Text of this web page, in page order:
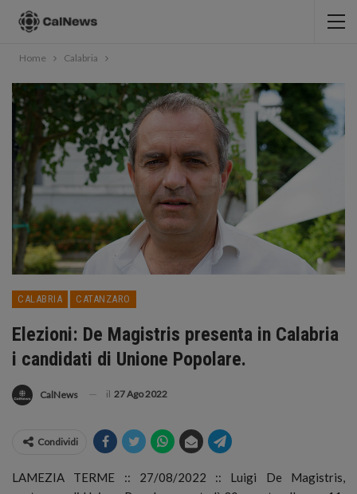
Home Calabria
CALABRIA CATANZARO
Elezioni: De Magistris presenta in Calabria
i candidati di Unione Popolare.
CalNews il 27 Ago 2022
Condividi
LAMEZIA TERME :: 27/08/2022 :: Luigi De Magistris,